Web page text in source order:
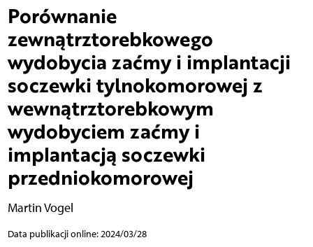
Porównanie
zewnątrztorebkowego
wydobycia zaćmy i implantacji
soczewki tylnokomorowej z
wewnątrztorebkowym
wydobyciem zaćmy i
implantacją soczewki
przedniokomorowej
Martin Vogel
Data publikacji online: 2024/03/28